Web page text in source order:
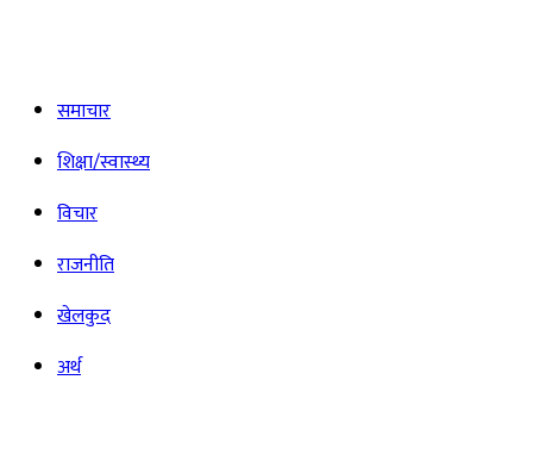
समाचार
शिक्षा/स्वास्थ्य
विचार
राजनीति
खेलकुद
अर्थ